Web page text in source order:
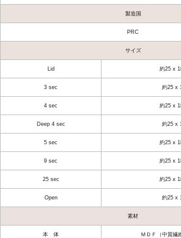
製造国
PRC
サイズ
Lid 約25 x
3 sec 約25 x
4 sec 約25 x
Deep 4 sec 約25 x
5 sec 約25 x
9 sec 約25 x
25 sec 約25 x
Open 約25 x
素材
本 体 ＭＤＦ（中質繊